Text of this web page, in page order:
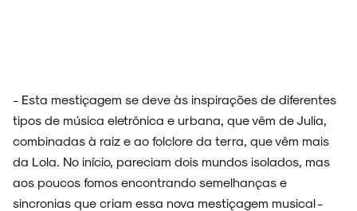
- Esta mestiçagem se deve às inspirações de diferentes
tipos de música eletrônica e urbana, que vêm de Julia,
combinadas à raiz e ao folclore da terra, que vêm mais
da Lola. No início, pareciam dois mundos isolados, mas
aos poucos fomos encontrando semelhanças e
sincronias que criam essa nova mestiçagem musical -